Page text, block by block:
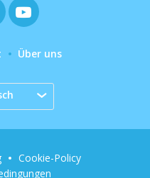
Über uns
Cookie-Policy